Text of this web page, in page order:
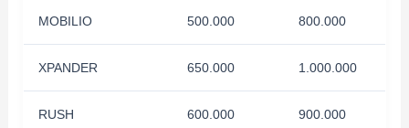
MOBILIO 500.000 800.000
XPANDER 650.000 1.000.000
RUSH 600.000 900.000